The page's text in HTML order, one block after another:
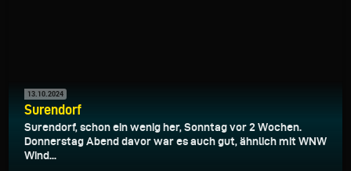
13.10.2024
Surendorf
Surendorf, schon ein wenig her, Sonntag vor 2 Wochen.
Donnerstag Abend davor war es auch gut, ähnlich mit WNW
Wind...